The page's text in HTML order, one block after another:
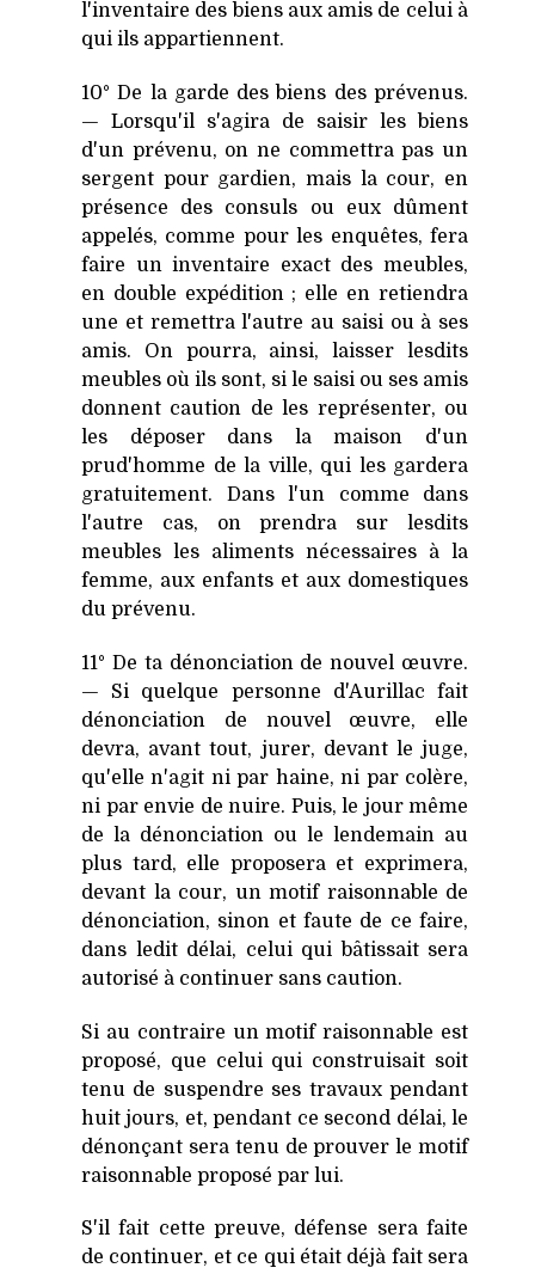
l'inventaire des biens aux amis de celui à
qui ils appartiennent.
10° De la garde des biens des prévenus.
— Lorsqu'il s'agira de saisir les biens
d'un prévenu, on ne commettra pas un
sergent pour gardien, mais la cour, en
présence des consuls ou eux dûment
appelés, comme pour les enquêtes, fera
faire un inventaire exact des meubles,
en double expédition ; elle en retiendra
une et remettra l'autre au saisi ou à ses
amis. On pourra, ainsi, laisser lesdits
meubles où ils sont, si le saisi ou ses amis
donnent caution de les représenter, ou
les déposer dans la maison d'un
prud'homme de la ville, qui les gardera
gratuitement. Dans l'un comme dans
l'autre cas, on prendra sur lesdits
meubles les aliments nécessaires à la
femme, aux enfants et aux domestiques
du prévenu.
11° De ta dénonciation de nouvel œuvre.
— Si quelque personne d'Aurillac fait
dénonciation de nouvel œuvre, elle
devra, avant tout, jurer, devant le juge,
qu'elle n'agit ni par haine, ni par colère,
ni par envie de nuire. Puis, le jour même
de la dénonciation ou le lendemain au
plus tard, elle proposera et exprimera,
devant la cour, un motif raisonnable de
dénonciation, sinon et faute de ce faire,
dans ledit délai, celui qui bâtissait sera
autorisé à continuer sans caution.
Si au contraire un motif raisonnable est
proposé, que celui qui construisait soit
tenu de suspendre ses travaux pendant
huit jours, et, pendant ce second délai, le
dénonçant sera tenu de prouver le motif
raisonnable proposé par lui.
S'il fait cette preuve, défense sera faite
de continuer, et ce qui était déjà fait sera